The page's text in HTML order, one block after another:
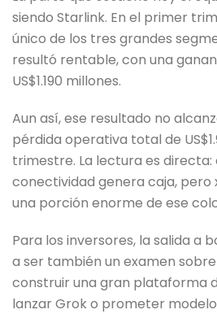
siendo Starlink. En el primer
único de los tres grandes
resultó rentable, con una
US$1.190 millones.
Aun así, ese resultado no
pérdida operativa total de
trimestre. La lectura es directa:
conectividad genera caja, pero
una porción enorme de ese
Para los inversores, la salida a
a ser también un examen
construir una gran plataforma
lanzar Grok o prometer